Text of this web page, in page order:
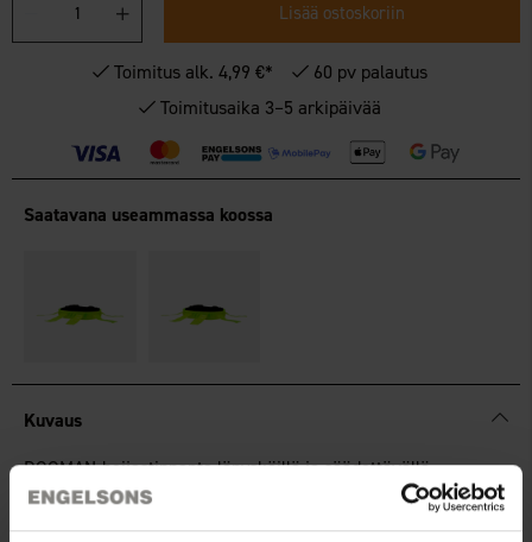
Lisää ostoskoriin
Toimitus alk. 4,99 €*
60 pv palautus
Toimitusaika 3–5 arkipäivää
Saatavana useammassa koossa
Kuvaus
DOGMAN-heijastinpanta läpysköillä ja säädettävällä
kuminauhalla, jotta se on helppo pukea ja riisua.
Leveys 25 mm. Ympärysmitta minimi-/maksimimitta 42-52